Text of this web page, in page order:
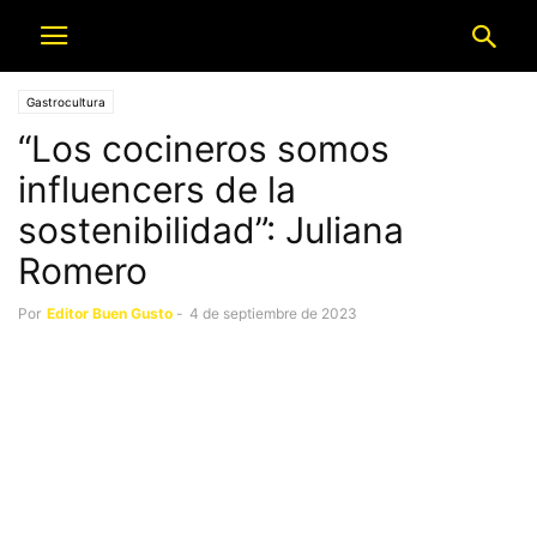
Gastrocultura
“Los cocineros somos
influencers de la
sostenibilidad”: Juliana
Romero
Por Editor Buen Gusto - 4 de septiembre de 2023